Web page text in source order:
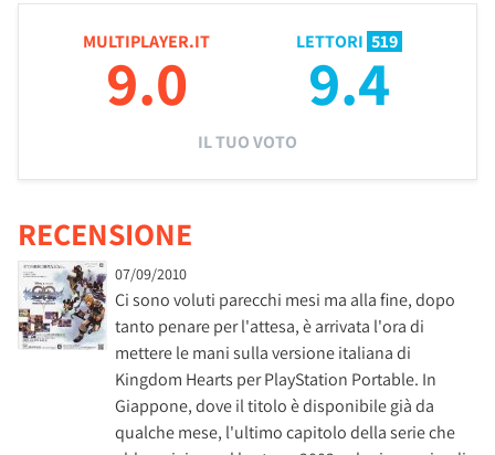
MULTIPLAYER.IT
9.0
LETTORI 519
9.4
IL TUO VOTO
RECENSIONE
07/09/2010
Ci sono voluti parecchi mesi ma alla fine, dopo
tanto penare per l'attesa, è arrivata l'ora di
mettere le mani sulla versione italiana di
Kingdom Hearts per PlayStation Portable. In
Giappone, dove il titolo è disponibile già da
qualche mese, l'ultimo capitolo della serie che